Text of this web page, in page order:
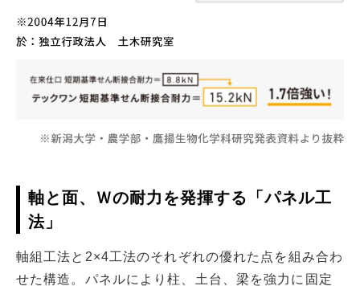
軸と面、Ｗの耐力を発揮する「パネル工
法」
軸組工法と2×4工法のそれぞれの優れた点を組み合わ
せた構造。パネルにより柱、土台、梁を強力に固定